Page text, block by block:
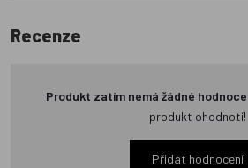
Recenze
Produkt zatím nemá žádné
produkt ohodnotí!
Přidat hodnocení